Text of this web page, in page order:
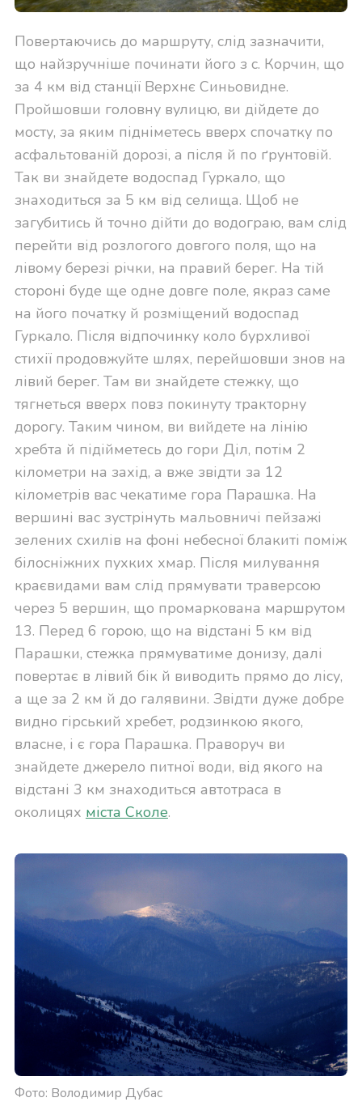
Повертаючись до маршруту, слід зазначити,
що найзручніше починати його з с. Корчин, що
за 4 км від станції Верхнє Синьовидне.
Пройшовши головну вулицю, ви дійдете до
мосту, за яким підніметесь вверх спочатку по
асфальтованій дорозі, а після й по ґрунтовій.
Так ви знайдете водоспад Гуркало, що
знаходиться за 5 км від селища. Щоб не
загубитись й точно дійти до водограю, вам слід
перейти від розлогого довгого поля, що на
лівому березі річки, на правий берег. На тій
стороні буде ще одне довге поле, якраз саме
на його початку й розміщений водоспад
Гуркало. Після відпочинку коло бурхливої
стихії продовжуйте шлях, перейшовши знов на
лівий берег. Там ви знайдете стежку, що
тягнеться вверх повз покинуту тракторну
дорогу. Таким чином, ви вийдете на лінію
хребта й підійметесь до гори Діл, потім 2
кілометри на захід, а вже звідти за 12
кілометрів вас чекатиме гора Парашка. На
вершині вас зустрінуть мальовничі пейзажі
зелених схилів на фоні небесної блакиті поміж
білосніжних пухких хмар. Після милування
краєвидами вам слід прямувати траверсою
через 5 вершин, що промаркована маршрутом
13. Перед 6 горою, що на відстані 5 км від
Парашки, стежка прямуватиме донизу, далі
повертає в лівий бік й виводить прямо до лісу,
а ще за 2 км й до галявини. Звідти дуже добре
видно гірський хребет, родзинкою якого,
власне, і є гора Парашка. Праворуч ви
знайдете джерело питної води, від якого на
відстані 3 км знаходиться автотраса в
околицях міста Сколе.
Фото: Володимир Дубас